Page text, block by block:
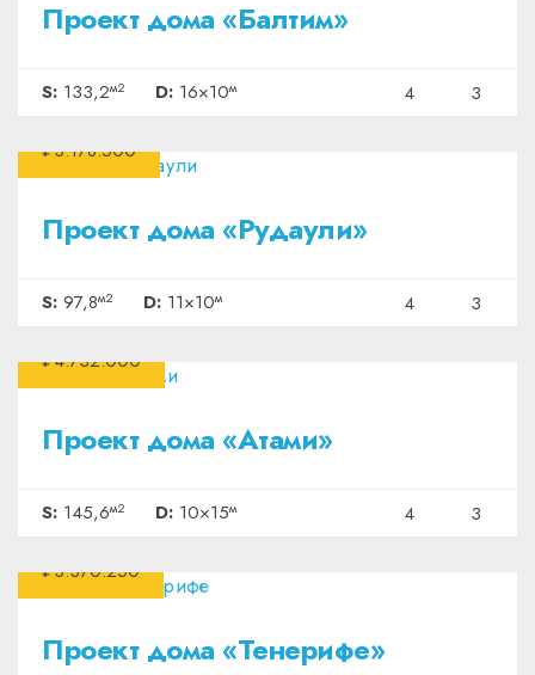
Проект дома «Балтим»
S: 133,2м2 D: 16×10м 4 3
₽3.178.500
Проект дома «Рудаули»
S: 97,8м2 D: 11×10м 4 3
₽4.732.000
Проект дома «Атами»
S: 145,6м2 D: 10×15м 4 3
₽3.370.250
Проект дома «Тенерифе»